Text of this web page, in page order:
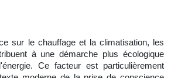
sur le chauffage et la climatisation, les
à une démarche plus écologique
Ce facteur est particulièrement